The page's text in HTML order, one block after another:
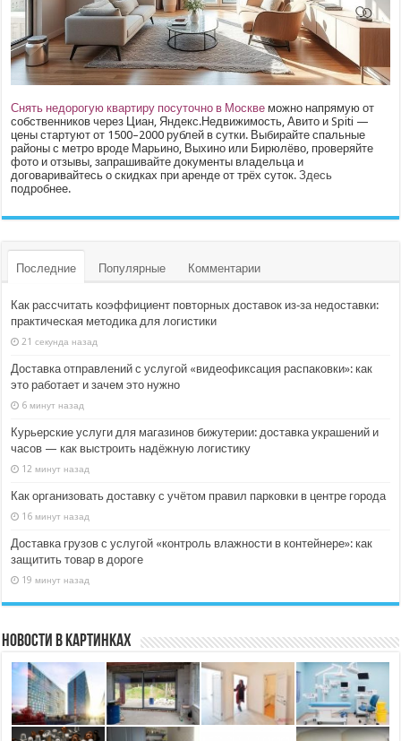
Снять недорогую квартиру посуточно в Москве можно напрямую от
собственников через Циан, Яндекс.Недвижимость, Авито и Spiti —
цены стартуют от 1500–2000 рублей в сутки. Выбирайте спальные
районы с метро вроде Марьино, Выхино или Бирюлёво, проверяйте
фото и отзывы, запрашивайте документы владельца и
договаривайтесь о скидках при аренде от трёх суток.Здесь
подробнее.
Последние Популярные Комментарии
Как рассчитать коэффициент повторных доставок из‑за недоставки:
практическая методика для логистики
21 секунда назад
Доставка отправлений с услугой «видеофиксация распаковки»: как
это работает и зачем это нужно
6 минут назад
Курьерские услуги для магазинов бижутерии: доставка украшений и
часов — как выстроить надёжную логистику
12 минут назад
Как организовать доставку с учётом правил парковки в центре города
16 минут назад
Доставка грузов с услугой «контроль влажности в контейнере»: как
защитить товар в дороге
19 минут назад
Новости в картинках